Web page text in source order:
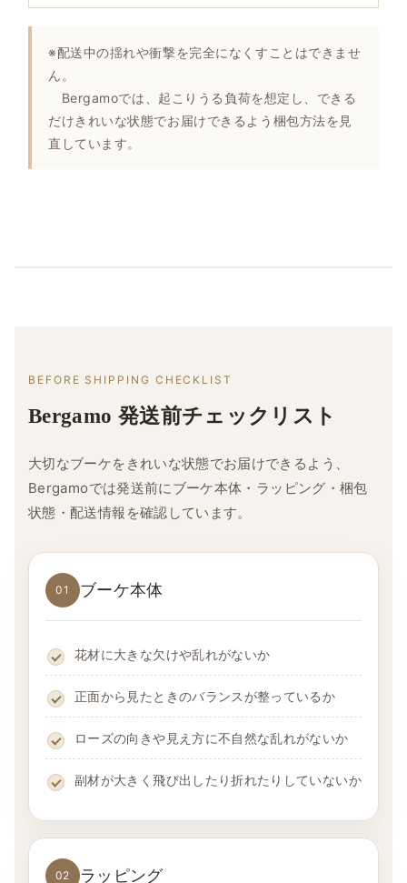
※配送中の揺れや衝撃を完全になくすことはできませ
ん。
Bergamoでは、起こりうる負荷を想定し、できる
だけきれいな状態でお届けできるよう梱包方法を見
直しています。
BEFORE SHIPPING CHECKLIST
Bergamo 発送前チェックリスト
大切なブーケをきれいな状態でお届けできるよう、
Bergamoでは発送前にブーケ本体・ラッピング・梱包
状態・配送情報を確認しています。
01 ブーケ本体
花材に大きな欠けや乱れがないか
正面から見たときのバランスが整っているか
ローズの向きや見え方に不自然な乱れがないか
副材が大きく飛び出したり折れたりしていないか
02 ラッピング